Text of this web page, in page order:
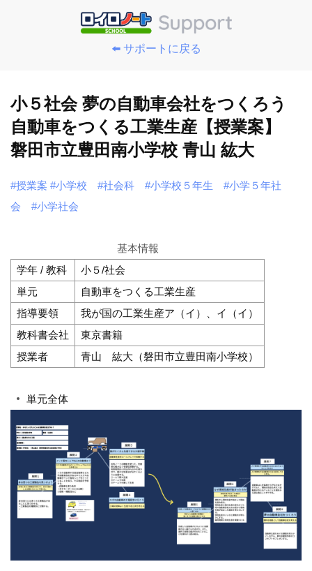
⬅️ サポートに戻る
小５社会 夢の自動車会社をつくろう
自動車をつくる工業生産【授業案】
磐田市立豊田南小学校 青山 紘大
#授業案 #小学校 #社会科 #小学校５年生
#小学５年社
会
#小学社会
基本情報
学年 / 教科
小５/社会
単元
自動車をつくる工業生産
指導要領
我が国の工業生産ア（イ）、イ（イ）
教科書会社
東京書籍
授業者
青山 紘大（磐田市立豊田南小学校）
単元全体